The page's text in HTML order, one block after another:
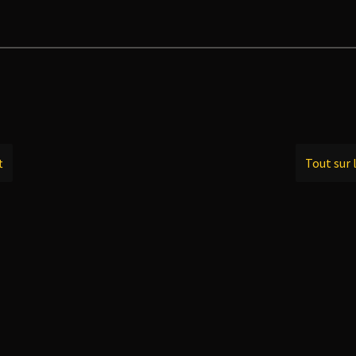
Tout sur